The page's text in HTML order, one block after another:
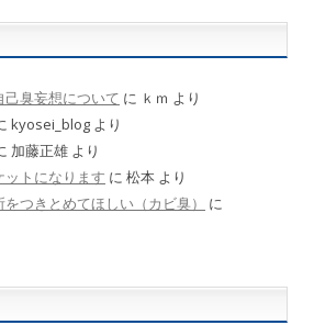
臭妄想について に ｋｍ より
kyosei_blog より
加藤正雄 より
トになります に 松本 より
つきとめてほしい（カビ臭）
に